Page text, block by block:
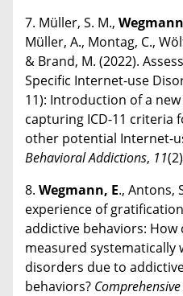
7. Müller, S. M.,
Müller, A., Montag, C.,
& Brand, M. (2022).
Specific Internet-use
11): Introduction of a
capturing ICD-11 criteria
other potential Internet-
Behavioral Addictions, 11
8. Wegmann, E., Antons,
experience of
addictive behaviors: How
measured systematically
disorders due to
behaviors?